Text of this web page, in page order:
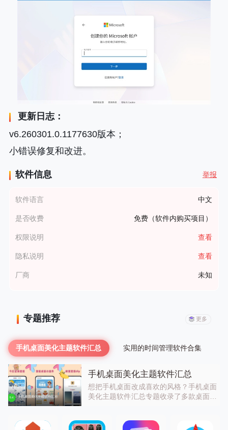
更新日志：
v6.260301.0.1177630版本；
小错误修复和改进。
软件信息 举报
软件语言 中文
是否收费 免费（软件内购买项目）
权限说明 查看
隐私说明 查看
厂商 未知
专题推荐 更多
手机桌面美化主题软件汇总 实用的时间管理软件合集
手机桌面美化主题软件汇总
想把手机桌面改成喜欢的风格？手机桌面
美化主题软件汇总专题收录了多款桌面美
手机桌面，还有大量预设主题、图标包、